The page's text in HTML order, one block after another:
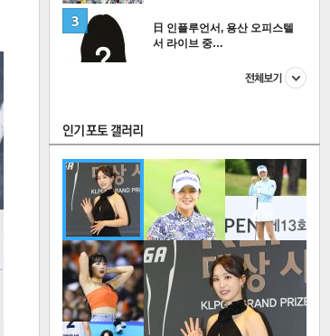
FOCUS
많이 본 뉴스
연예
스포츠 포토
日 인플루언서, 용산 오피스텔
서 라이브 중…